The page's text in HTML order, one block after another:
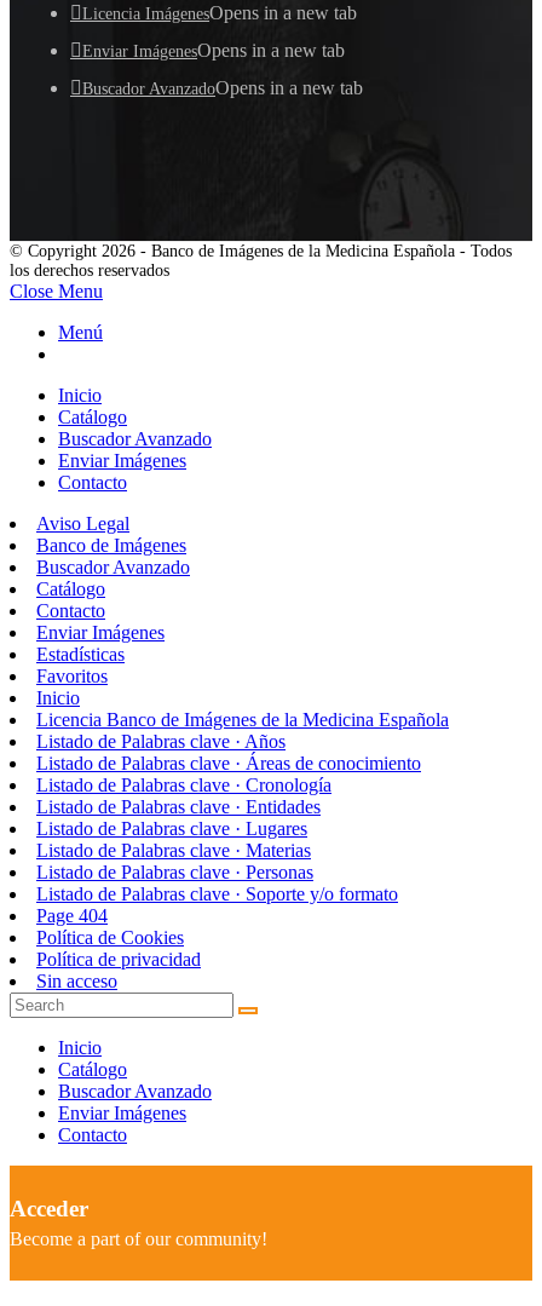
Licencia ImágenesOpens in a new tab
Enviar ImágenesOpens in a new tab
Buscador AvanzadoOpens in a new tab
© Copyright 2026 - Banco de Imágenes de la Medicina Española - Todos
los derechos reservados
Close Menu
Menú
Inicio
Catálogo
Buscador Avanzado
Enviar Imágenes
Contacto
Aviso Legal
Banco de Imágenes
Buscador Avanzado
Catálogo
Contacto
Enviar Imágenes
Estadísticas
Favoritos
Inicio
Licencia Banco de Imágenes de la Medicina Española
Listado de Palabras clave · Años
Listado de Palabras clave · Áreas de conocimiento
Listado de Palabras clave · Cronología
Listado de Palabras clave · Entidades
Listado de Palabras clave · Lugares
Listado de Palabras clave · Materias
Listado de Palabras clave · Personas
Listado de Palabras clave · Soporte y/o formato
Page 404
Política de Cookies
Política de privacidad
Sin acceso
Inicio
Catálogo
Buscador Avanzado
Enviar Imágenes
Contacto
Acceder
Become a part of our community!